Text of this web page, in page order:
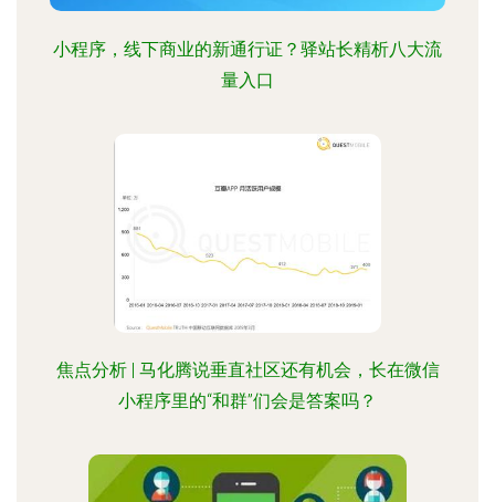
小程序，线下商业的新通行证？驿站长精析八大流
量入口
焦点分析 | 马化腾说垂直社区还有机会，长在微信
小程序里的“和群”们会是答案吗？